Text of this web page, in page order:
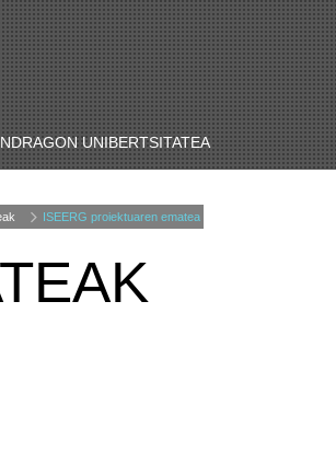
UNIBERTSITATEA
ISEERG proiektuaren ematea